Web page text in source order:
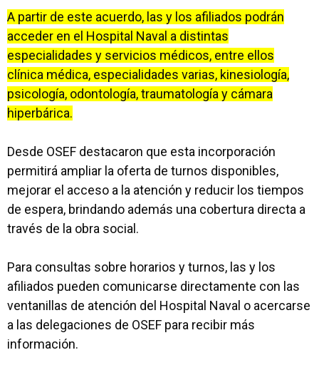
A partir de este acuerdo, las y los afiliados podrán
acceder en el Hospital Naval a distintas
especialidades y servicios médicos, entre ellos
clínica médica, especialidades varias, kinesiología,
psicología, odontología, traumatología y cámara
hiperbárica.
Desde OSEF destacaron que esta incorporación
permitirá ampliar la oferta de turnos disponibles,
mejorar el acceso a la atención y reducir los tiempos
de espera, brindando además una cobertura directa a
través de la obra social.
Para consultas sobre horarios y turnos, las y los
afiliados pueden comunicarse directamente con las
ventanillas de atención del Hospital Naval o acercarse
a las delegaciones de OSEF para recibir más
información.